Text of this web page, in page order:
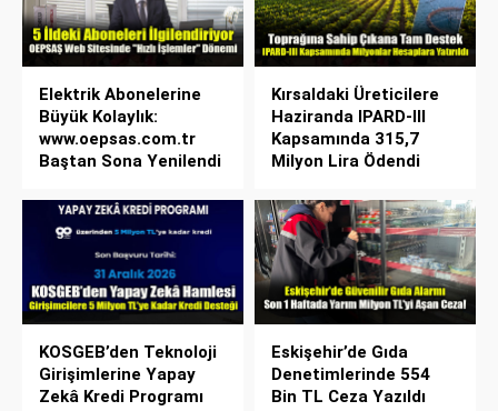
Elektrik Abonelerine
Büyük Kolaylık:
www.oepsas.com.tr
Baştan Sona Yenilendi
Kırsaldaki Üreticilere
Haziranda IPARD-III
Kapsamında 315,7
Milyon Lira Ödendi
KOSGEB’den Teknoloji
Girişimlerine Yapay
Zekâ Kredi Programı
Eskişehir’de Gıda
Denetimlerinde 554
Bin TL Ceza Yazıldı